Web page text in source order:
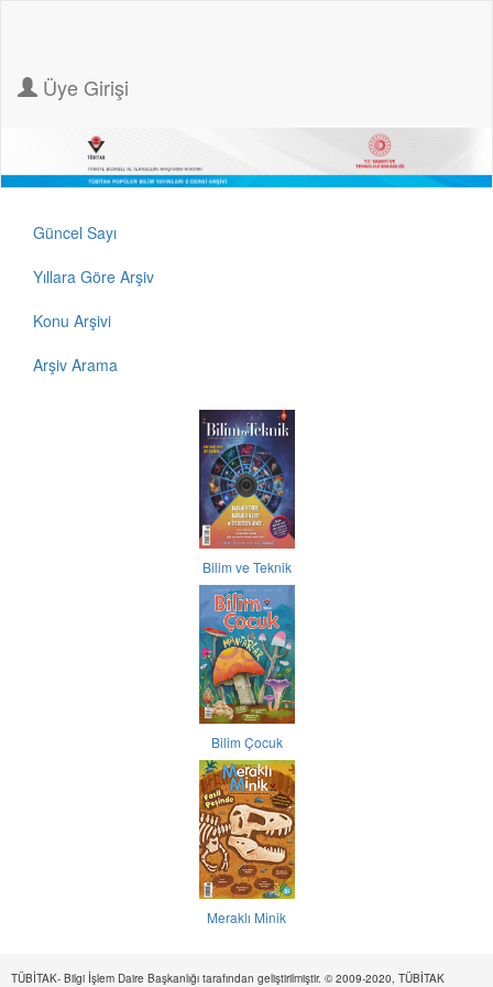
Üye Girişi
Güncel Sayı
Yıllara Göre Arşiv
Konu Arşivi
Arşiv Arama
Bilim ve Teknik
Bilim Çocuk
Meraklı Minik
TÜBİTAK- Bilgi İşlem Daire Başkanlığı tarafından geliştirilmiştir. © 2009-2020, TÜBİTAK